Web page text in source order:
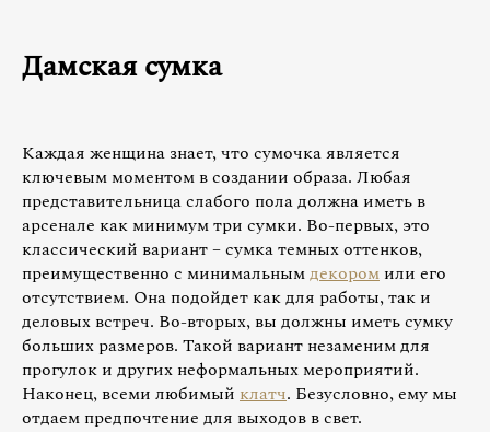
Дамская сумка
Каждая женщина знает, что сумочка является
ключевым моментом в создании образа. Любая
представительница слабого пола должна иметь в
арсенале как минимум три сумки. Во-первых, это
классический вариант – сумка темных оттенков,
преимущественно с минимальнымдекором или его
отсутствием. Она подойдет как для работы, так и
деловых встреч. Во-вторых, вы должны иметь сумку
больших размеров. Такой вариант незаменим для
прогулок и других неформальных мероприятий.
Наконец, всеми любимый клатч. Безусловно, ему мы
отдаем предпочтение для выходов в свет.